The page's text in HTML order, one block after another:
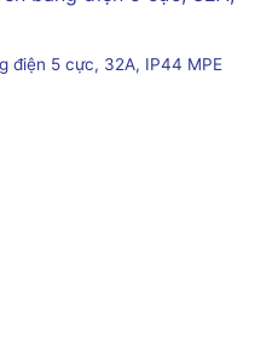
điện 5 cực, 32A, IP44 MPE